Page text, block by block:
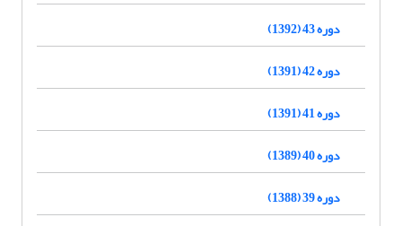
دوره 43 (1392)
دوره 42 (1391)
دوره 41 (1391)
دوره 40 (1389)
دوره 39 (1388)